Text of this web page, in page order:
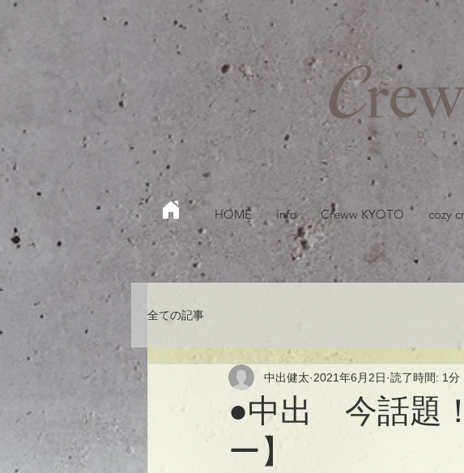
HOME info Creww KYOTO cozy
全ての記事
●中出 今話題
ー】
中出健太 2021年6月2日 読了時間: 1分